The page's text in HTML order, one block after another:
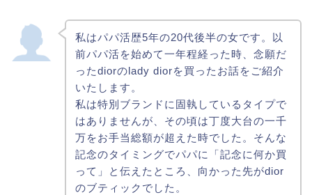
私はパパ活歴5年の20代後半の女です。以
前パパ活を始めて一年程経った時、念願だ
ったdiorのlady diorを買ったお話をご紹介
いたします。
私は特別ブランドに固執しているタイプで
はありませんが、その頃は丁度大台の一千
万をお手当総額が超えた時でした。そんな
記念のタイミングでパパに「記念に何か買
って」と伝えたところ、向かった先がdior
のブティックでした。